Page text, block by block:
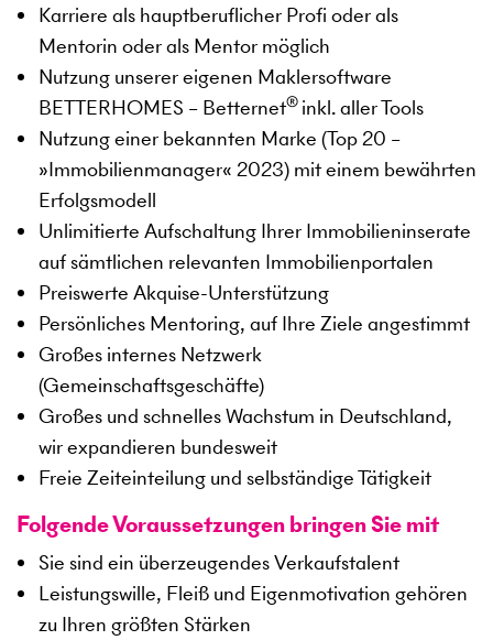
Karriere als hauptberuflicher Profi oder als
Mentorin oder als Mentor möglich
Nutzung unserer eigenen Maklersoftware
BETTERHOMES – Betternet® inkl. aller Tools
Nutzung einer bekannten Marke (Top 20 –
»Immobilienmanager« 2023) mit einem bewährten
Erfolgsmodell
Unlimitierte Aufschaltung Ihrer Immobilieninserate
auf sämtlichen relevanten Immobilienportalen
Preiswerte Akquise-Unterstützung
Persönliches Mentoring, auf Ihre Ziele angestimmt
Großes internes Netzwerk
(Gemeinschaftsgeschäfte)
Großes und schnelles Wachstum in Deutschland,
wir expandieren bundesweit
Freie Zeiteinteilung und selbständige Tätigkeit
Folgende Voraussetzungen bringen Sie mit
Sie sind ein überzeugendes Verkaufstalent
Leistungswille, Fleiß und Eigenmotivation gehören
zu Ihren größten Stärken